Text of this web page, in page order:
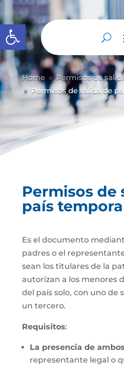
Abrir barra de herramientas
Home 9 Permisos de
9 Permisos de salida de
Permisos de
país
Es el documento
padres o el
sean los titulares de la
autorizan a los menores
del país solo, con uno de
un tercero.
Requisitos:
La presencia de
representante legal o